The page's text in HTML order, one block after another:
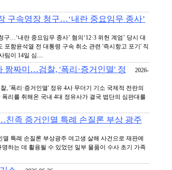
구속영장 청구…‘내란 중요임무 종사’
…‘내란 중요임무 종사’ 혐의‘12·3 위헌 계엄’ 당시 대
함윤석열 전 대통령 구속 취소 관련 '즉시항고 포기' 직
팀이 14일 심....
짬짜미…검찰, '폭리·증거인멸' 정
2026-
, '폭리·증거인멸' 정유 4사 무더기 기소 국제적 전란의
리를 취해온 국내 4대 정유사가 결국 법단의 심판대를
족 증거인멸 특례 손질론 부상 광주
특례 손질론 부상광주 여고생 살해 사건으로 재판에
하는 데 활용될 수 있었던 일부 물품이 수사 초기 가족